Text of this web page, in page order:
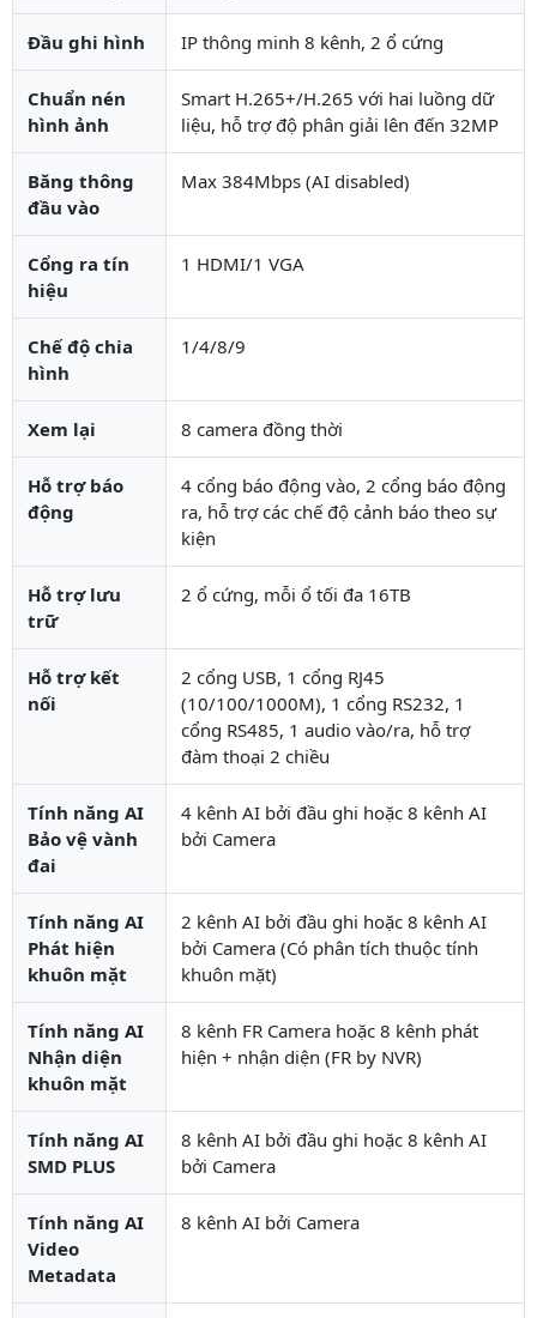
Đầu ghi hình IP thông minh 8 kênh, 2 ổ cứng
Chuẩn nén
hình ảnh
Smart H.265+/H.265 với hai luồng dữ
liệu, hỗ trợ độ phân giải lên đến 32MP
Băng thông
đầu vào
Max 384Mbps (AI disabled)
Cổng ra tín
hiệu
1 HDMI/1 VGA
Chế độ chia
hình
1/4/8/9
Xem lại 8 camera đồng thời
Hỗ trợ báo
động
4 cổng báo động vào, 2 cổng báo động
ra, hỗ trợ các chế độ cảnh báo theo sự
kiện
Hỗ trợ lưu
trữ
2 ổ cứng, mỗi ổ tối đa 16TB
Hỗ trợ kết
nối
2 cổng USB, 1 cổng RJ45
(10/100/1000M), 1 cổng RS232, 1
cổng RS485, 1 audio vào/ra, hỗ trợ
đàm thoại 2 chiều
Tính năng AI
Bảo vệ vành
đai
4 kênh AI bởi đầu ghi hoặc 8 kênh AI
bởi Camera
Tính năng AI
Phát hiện
khuôn mặt
2 kênh AI bởi đầu ghi hoặc 8 kênh AI
bởi Camera (Có phân tích thuộc tính
khuôn mặt)
Tính năng AI
Nhận diện
khuôn mặt
8 kênh FR Camera hoặc 8 kênh phát
hiện + nhận diện (FR by NVR)
Tính năng AI
SMD PLUS
8 kênh AI bởi đầu ghi hoặc 8 kênh AI
bởi Camera
Tính năng AI
Video
Metadata
8 kênh AI bởi Camera